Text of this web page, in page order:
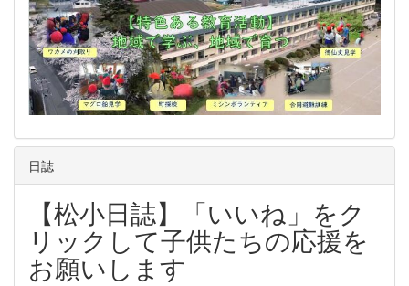
日誌
【松小日誌】「いいね」をク
リックして子供たちの応援を
お願いします